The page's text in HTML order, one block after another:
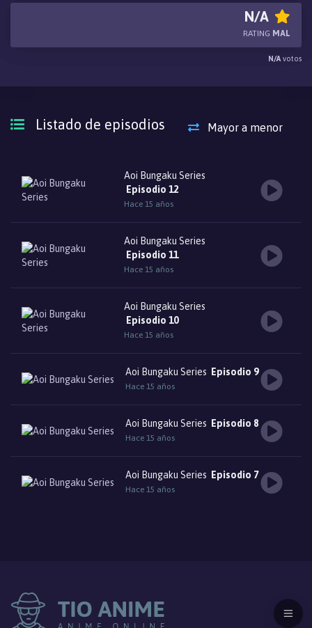
N/A
RATING MAL
N/A votos
Listado de episodios Mayor a menor
Aoi Bungaku Series
Episodio 12
Hace 15 años
Aoi Bungaku Series
Episodio 11
Hace 15 años
Aoi Bungaku Series
Episodio 10
Hace 15 años
Aoi Bungaku Series Episodio 9
Hace 15 años
Aoi Bungaku Series Episodio 8
Hace 15 años
Aoi Bungaku Series Episodio 7
Hace 15 años